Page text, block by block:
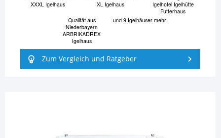
XXXL Igelhaus
XL Igelhaus
Igelhotel Igelhütte
Futterhaus
Qualität aus
Niederbayern
ARBRIKADREX
Igelhaus
und 9 Igelhäuser mehr...
Zum Vergleich und Ratgeber